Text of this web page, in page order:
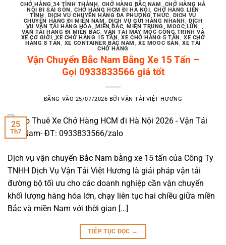
CHỞ HÀNG 34 TỈNH THÀNH, CHỞ HÀNG BẮC NAM, CHỞ HÀNG HÀ
NỘI ĐI SÀI GÒN,CHỞ HÀNG HCM ĐI HÀ NỘI, CHỞ HÀNG LIÊN
TỈNH, DỊCH VỤ CHUYỂN HÀNG ĐA PHƯƠNG THỨC, DỊCH VỤ
CHUYỂN HÀNG ĐI MIỀN NAM, DỊCH VỤ GỬI HÀNG NHANH,DỊCH
VỤ VẬN TẢI HÀNG HÓA,MIỀN BẮC,MIỀN TRUNG,MOOC LÙN,
VẬN TẢI HÀNG ĐI MIỀN BẮC,VẬN TẢI MÁY MÓC CÔNG TRÌNH VÀ
XE CƠ GIỚI,XE CHỞ HÀNG 15 TẤN,XE CHỞ HÀNG 5 TẤN,XE CHỞ
HÀNG 8 TẤN, XE CONTAINER BẮC NAM,XE MOOC SÀN,XE TẢI
CHỞ HÀNG
Vận Chuyển Bắc Nam Bằng Xe 15 Tấn –
Gọi 0933833566 giá tốt
ĐĂNG VÀO 25/07/2026 BỞIVẬN TẢI VIỆT HƯƠNG
25
Th7
Dịch vụ vận chuyển Bắc Nam bằng xe 15 tấn của Công Ty
TNHH Dịch Vụ Vận Tải Việt Hương là giải pháp vận tải
đường bộ tối ưu cho các doanh nghiệp cần vận chuyển
khối lượng hàng hóa lớn, chạy liên tục hai chiều giữa miền
Bắc và miền Nam với thời gian […]
TIẾP TỤC ĐỌC →